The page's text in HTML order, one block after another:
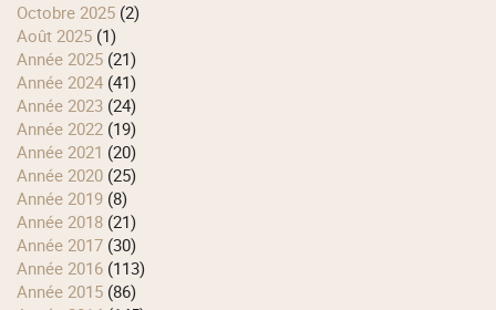
octobre 2025 (2)
août 2025 (1)
année 2025 (21)
année 2024 (41)
année 2023 (24)
année 2022 (19)
année 2021 (20)
année 2020 (25)
année 2019 (8)
année 2018 (21)
année 2017 (30)
année 2016 (113)
année 2015 (86)